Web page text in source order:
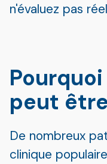
n'évaluez pas
peut
De nombreux
clinique